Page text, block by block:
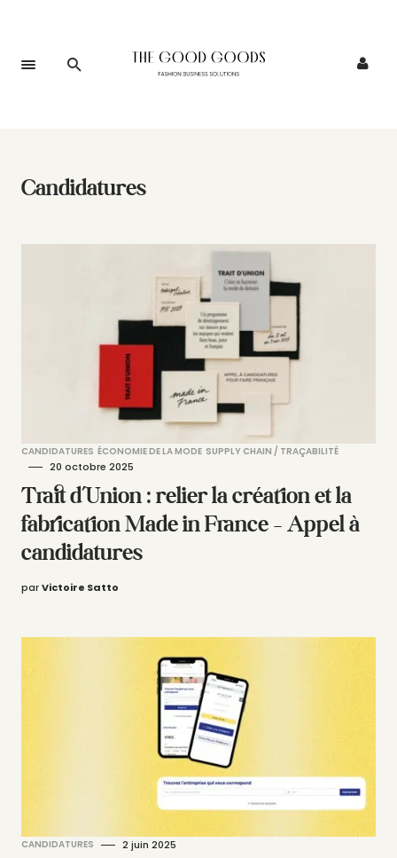
Candidatures
CANDIDATURES ÉCONOMIE DE LA MODE SUPPLY CHAIN / TRAÇABILITÉ
20 octobre 2025
Trait d’Union : relier la création et la
fabrication Made in France – Appel à
candidatures
parVictoire Satto
CANDIDATURES 2 juin 2025